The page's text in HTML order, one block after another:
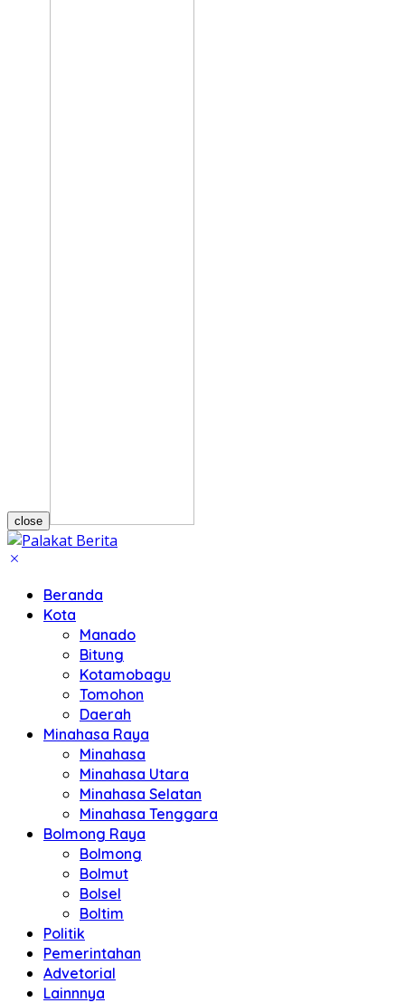
close
Beranda
Kota
Manado
Bitung
Kotamobagu
Tomohon
Daerah
Minahasa Raya
Minahasa
Minahasa Utara
Minahasa Selatan
Minahasa Tenggara
Bolmong Raya
Bolmong
Bolmut
Bolsel
Boltim
Politik
Pemerintahan
Advetorial
Lainnnya